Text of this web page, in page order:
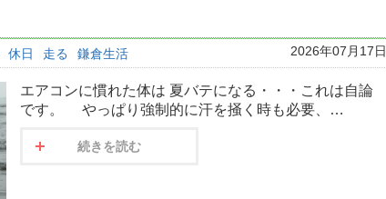
休日 走る 鎌倉生活 2026年07月17日
エアコンに慣れた体は 夏バテになる・・・これは自論
です。 やっぱり強制的に汗を掻く時も必要、…
続きを読む